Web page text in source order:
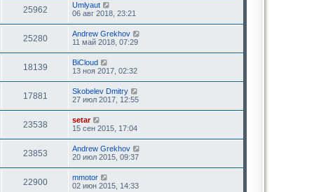
25962
Umlyaut
06 авг 2018, 23:21
25280
Andrew Grekhov
11 май 2018, 07:29
18139
BiCloud
13 ноя 2017, 02:32
17881
Skobelev Dmitry
27 июл 2017, 12:55
23538
setar
15 сен 2015, 17:04
23853
Andrew Grekhov
20 июл 2015, 09:37
22900
mmotor
02 июн 2015, 14:33